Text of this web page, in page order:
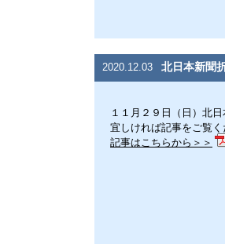
2020.12.03 北日本新聞
１１月２９日（日）北
宜しければ記事をご覧く
記事はこちらから＞＞